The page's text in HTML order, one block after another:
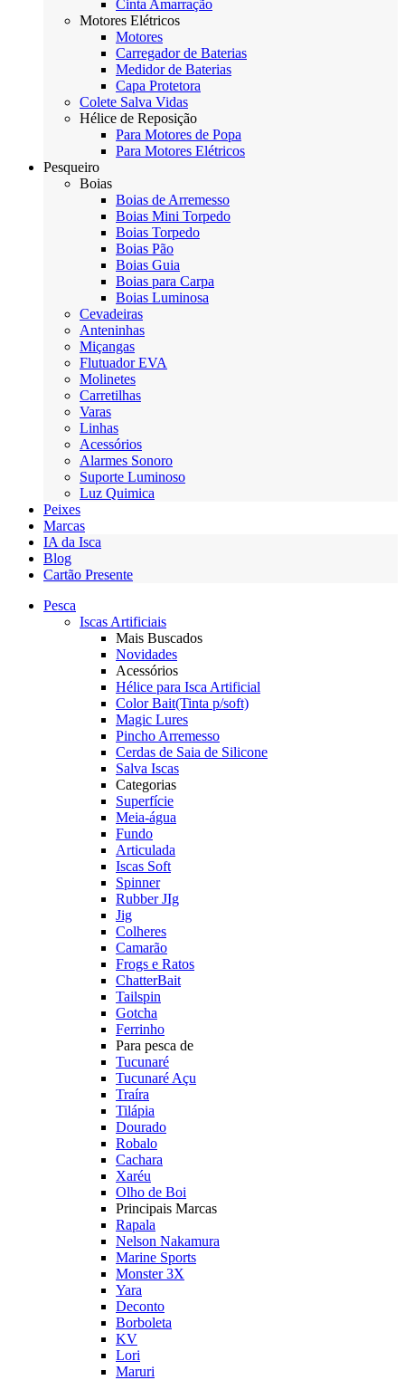
Cinta Amarração
Motores Elétricos
Motores
Carregador de Baterias
Medidor de Baterias
Capa Protetora
Colete Salva Vidas
Hélice de Reposição
Para Motores de Popa
Para Motores Elétricos
Pesqueiro
Boias
Boias de Arremesso
Boias Mini Torpedo
Boias Torpedo
Boias Pão
Boias Guia
Boias para Carpa
Boias Luminosa
Cevadeiras
Anteninhas
Miçangas
Flutuador EVA
Molinetes
Carretilhas
Varas
Linhas
Acessórios
Alarmes Sonoro
Suporte Luminoso
Luz Quimica
Peixes
Marcas
IA da Isca
Blog
Cartão Presente
Pesca
Iscas Artificiais
Mais Buscados
Novidades
Acessórios
Hélice para Isca Artificial
Color Bait(Tinta p/soft)
Magic Lures
Pincho Arremesso
Cerdas de Saia de Silicone
Salva Iscas
Categorias
Superfície
Meia-água
Fundo
Articulada
Iscas Soft
Spinner
Rubber JIg
Jig
Colheres
Camarão
Frogs e Ratos
ChatterBait
Tailspin
Gotcha
Ferrinho
Para pesca de
Tucunaré
Tucunaré Açu
Traíra
Tilápia
Dourado
Robalo
Cachara
Xaréu
Olho de Boi
Principais Marcas
Rapala
Nelson Nakamura
Marine Sports
Monster 3X
Yara
Deconto
Borboleta
KV
Lori
Maruri